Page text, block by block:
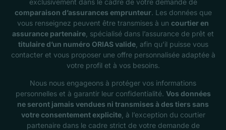
comparaison d’assurances emprunteur. Les données que
vous renseignez peuvent être transmises à un courtier en
assurance partenaire , spécialisé dans l’assurance de prêt et
titulaire d’un numéro ORIAS valide, afin qu’il puisse vous
contacter et vous proposer une offre personnalisée adaptée à
votre profil et à vos besoins.
Nous nous engageons à protéger vos informations
personnelles et à garantir leur confidentialité. Vos données
ne seront jamais vendues ni transmises à des tiers sans
votre consentement explicite, à l’exception du courtier
partenaire dans le cadre strict de votre demande de